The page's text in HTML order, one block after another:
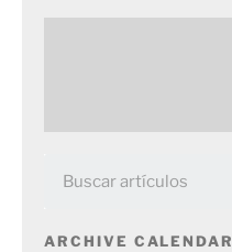
ARCHIVE CALENDAR